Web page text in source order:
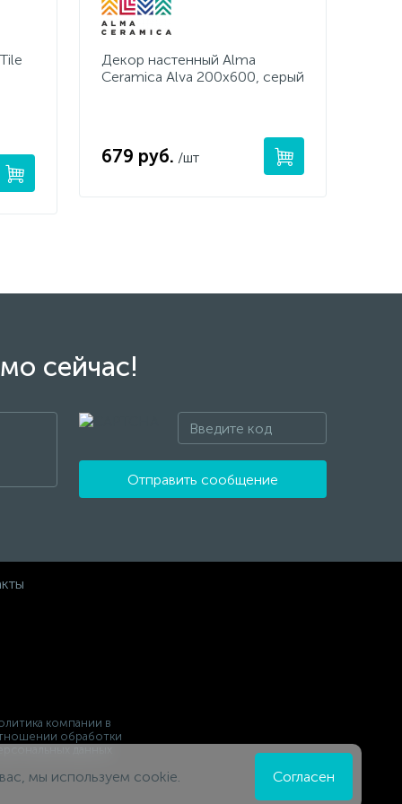
Декор настенный Alma
Ceramica Alva 200x600, серый
679 руб. /шт
сейчас!
Отправить сообщение
компании в
обработки
мы используем cookie. Согласен